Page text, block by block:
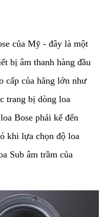
của Mỹ - đây là một
bị âm thanh hàng đầu
cấp của hãng lớn như
trang bị dòng loa
Bose phải kể đến
khi lựa chọn độ loa
Sub âm trầm của